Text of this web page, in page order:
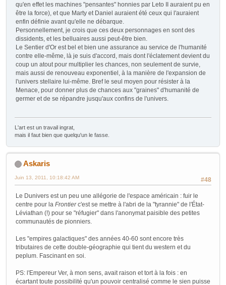
qu'en effet les machines "pensantes" honnies par Leto II auraient pu en
être la force), et que Marty et Daniel auraient été ceux qui l'auraient
enfin définie avant qu'elle ne débarque.
Personnellement, je crois que ces deux personnages en sont des
dissidents, et les belluaires aussi peut-être bien.
Le Sentier d'Or est bel et bien une assurance au service de l'humanité
contre elle-même, là je suis d'accord, mais dont l'éclatement devient du
coup un atout pour multiplier les chances, non seulement de survie,
mais aussi de renouveau exponentiel, à la manière de l'expansion de
l'univers stellaire lui-même. Bref le seul moyen pour résister à la
Menace, pour donner plus de chances aux "graines" d'humanité de
germer et de se répandre jusqu'aux confins de l'univers.
L'art est un travail ingrat,
mais il faut bien que quelqu'un le fasse.
Askaris
#48
Juin 13, 2011, 10:18:42 AM
Le Dunivers est un peu une allégorie de l'espace américain : fuir le
centre pour la Frontierc'est se mettre à l'abri de la "tyrannie" de l'État-
Léviathan (!) pour se "réfugier" dans l'anonymat paisible des petites
communautés de pionniers.
Les "empires galactiques" des années 40-60 sont encore très
tributaires de cette double-géographie qui tient du western et du
peplum. Fascinant en soi.
PS: l'Empereur Ver, à mon sens, avait raison et tort à la fois : en
écartant toute possibilité qu'un pouvoir centralisé comme le sien puisse